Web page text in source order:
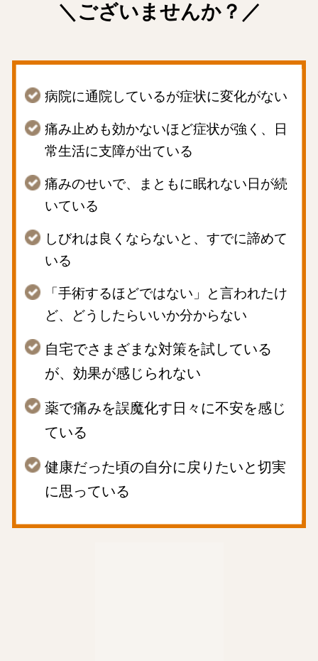
＼ございませんか？／
病院に通院しているが症状に変化がない
痛み止めも効かないほど症状が強く、日
常生活に支障が出ている
痛みのせいで、まともに眠れない日が続
いている
しびれは良くならないと、すでに諦めて
いる
「手術するほどではない」と言われたけ
ど、どうしたらいいか分からない
自宅でさまざまな対策を試している
が、効果が感じられない
薬で痛みを誤魔化す日々に不安を感じ
ている
健康だった頃の自分に戻りたいと切実
に思っている